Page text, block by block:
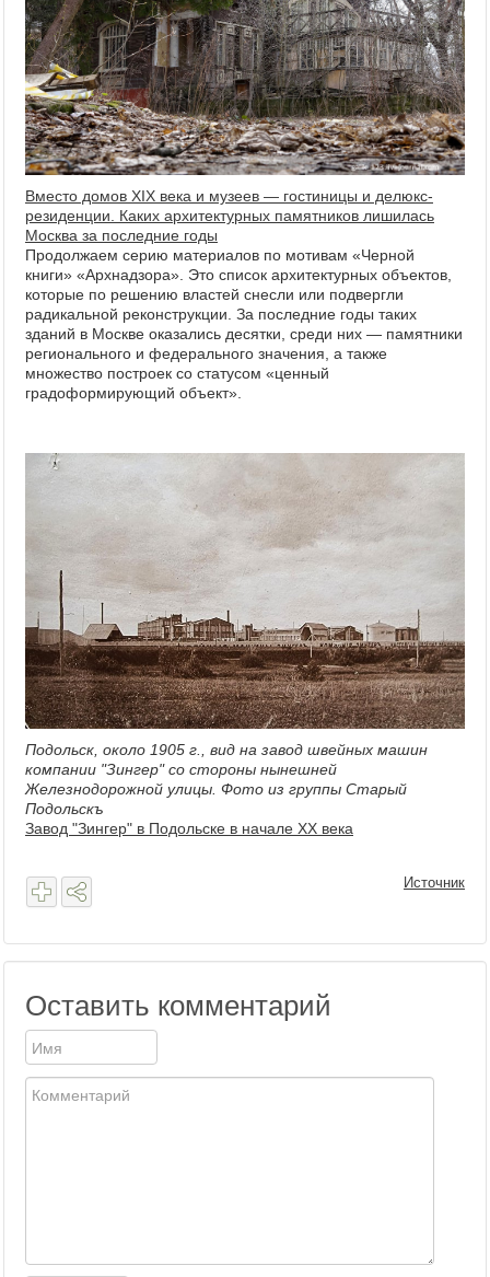
Вместо домов XIX века и музеев — гостиницы и делюкс-
резиденции. Каких архитектурных памятников лишилась
Москва за последние годы
Продолжаем серию материалов по мотивам «Черной
книги» «Архнадзора». Это список архитектурных объектов,
которые по решению властей снесли или подвергли
радикальной реконструкции. За последние годы таких
зданий в Москве оказались десятки, среди них — памятники
регионального и федерального значения, а также
множество построек со статусом «ценный
градоформирующий объект».
Подольск, около 1905 г., вид на завод швейных машин
компании "Зингер" со стороны нынешней
Железнодорожной улицы. Фото из группы Старый
Подольскъ
Завод "Зингер" в Подольске в начале XX века
Источник
Оставить комментарий